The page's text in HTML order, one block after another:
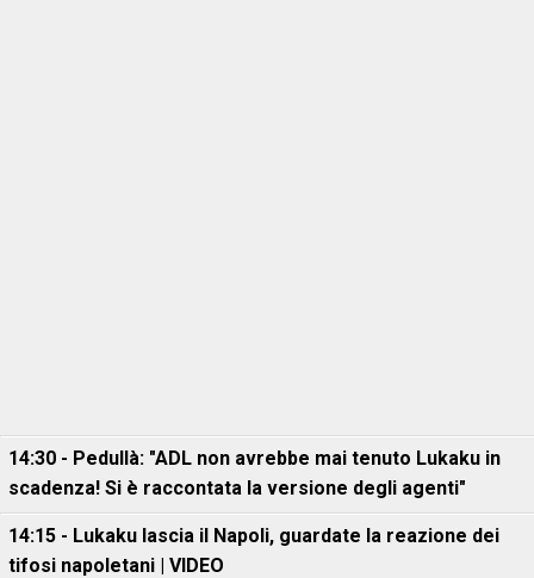
14:30 - Pedullà: "ADL non avrebbe mai tenuto Lukaku in
scadenza! Si è raccontata la versione degli agenti"
14:15 - Lukaku lascia il Napoli, guardate la reazione dei
tifosi napoletani | VIDEO